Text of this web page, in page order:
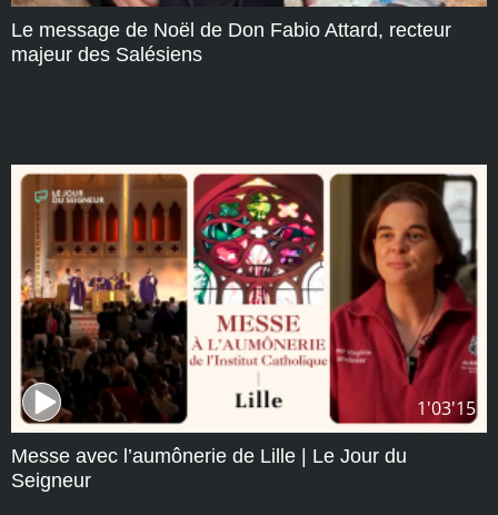
Le message de Noël de Don Fabio Attard, recteur
majeur des Salésiens
1'03'15
Messe avec l’aumônerie de Lille | Le Jour du
Seigneur